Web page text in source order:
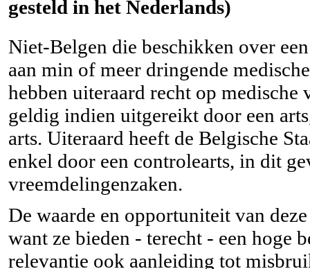
gesteld in het Nederlands)
Niet-Belgen die beschikken over
aan min of meer dringende
hebben uiteraard recht op
geldig indien uitgereikt door een
arts. Uiteraard heeft de Belgische
enkel door een controlearts, in dit
vreemdelingenzaken.
De waarde en opportuniteit van
want ze bieden - terecht - een hoge
relevantie ook aanleiding tot